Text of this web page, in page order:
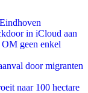
in iCloud aan
geen enkel
door migranten
naar 100 hectare